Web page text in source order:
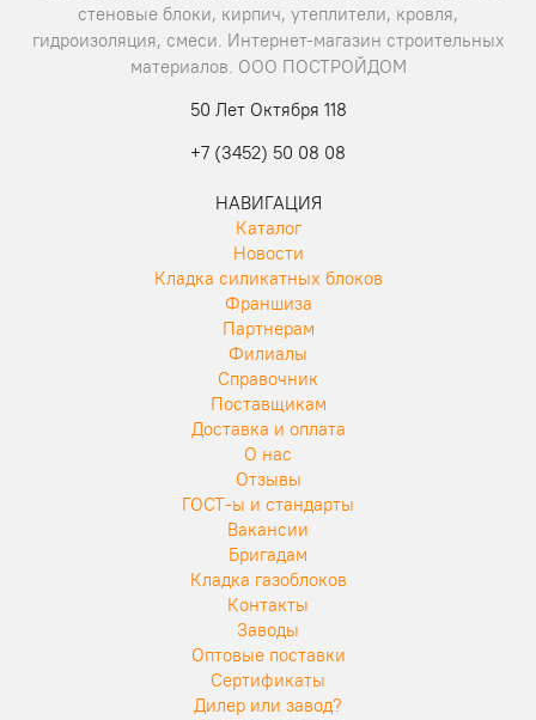
стеновые блоки, кирпич, утеплители, кровля,
гидроизоляция, смеси. Интернет-магазин строительных
материалов. ООО ПОСТРОЙДОМ
50 Лет Октября 118
+7 (3452) 50 08 08
НАВИГАЦИЯ
Каталог
Новости
Кладка силикатных блоков
Франшиза
Партнерам
Филиалы
Справочник
Поставщикам
Доставка и оплата
О нас
Отзывы
ГОСТ-ы и стандарты
Вакансии
Бригадам
Кладка газоблоков
Контакты
Заводы
Оптовые поставки
Сертификаты
Дилер или завод?